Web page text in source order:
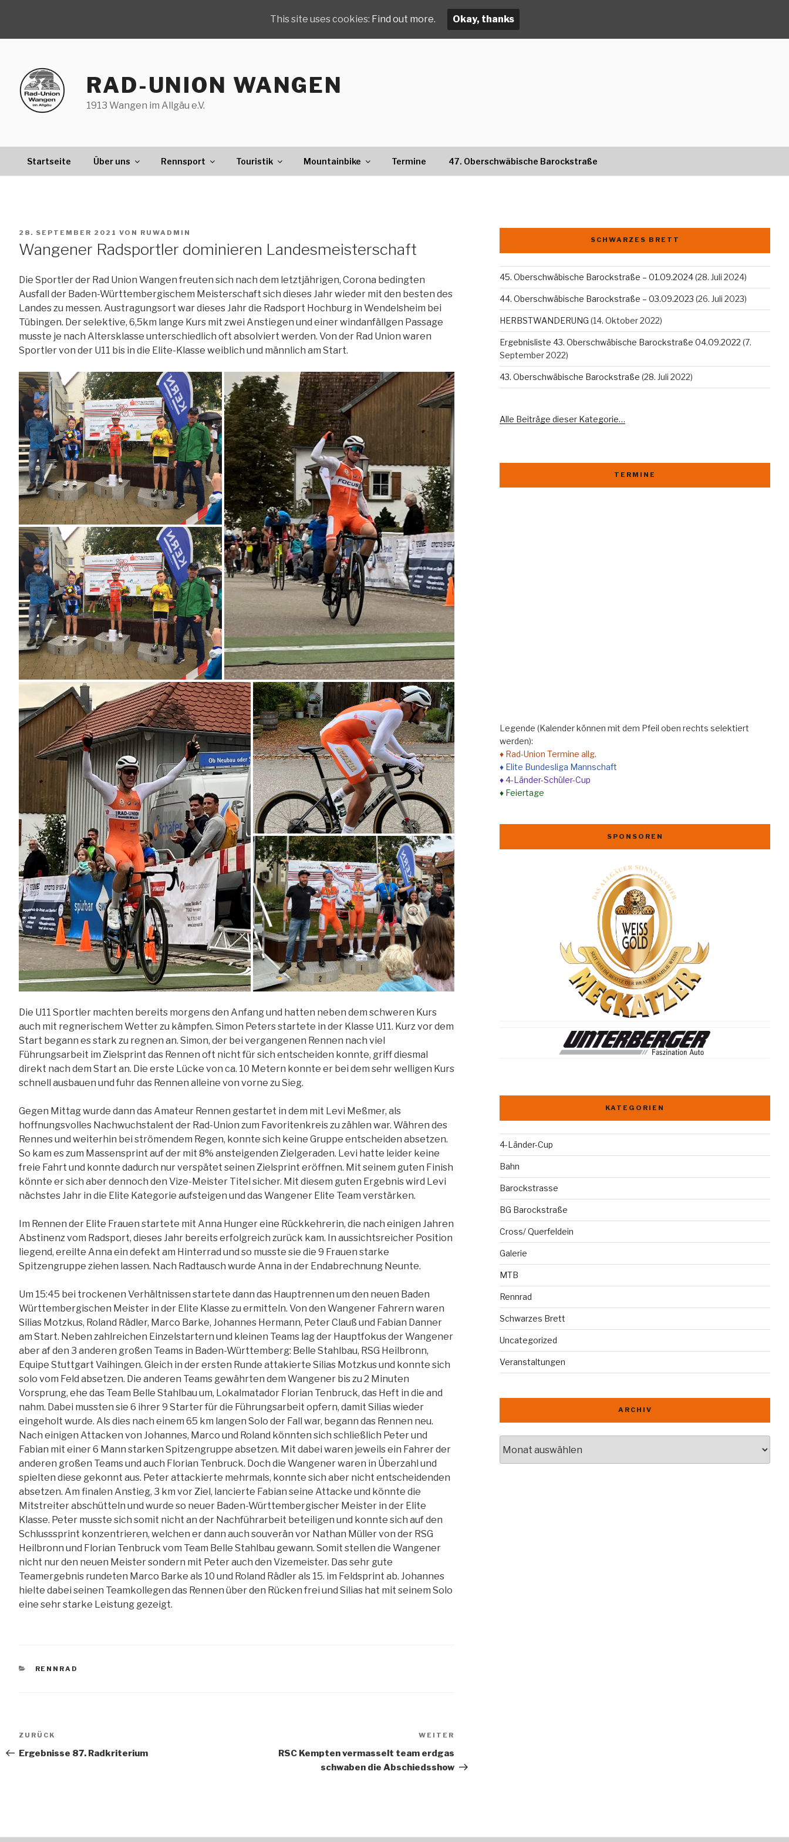
springen
RAD-UNION WANGEN
1913 Wangen im Allgäu e.V.
Startseite Über uns Rennsport Touristik Mountainbike Termine 47. Oberschwäbische Barockstraße
VERÖFFENTLICHT
28. SEPTEMBER 2021 VON RUWADMIN
Wangener Radsportler dominieren Landesmeisterschaft
Die Sportler der Rad Union Wangen freuten sich nach dem letztjährigen, Corona bedingten
Ausfall der Baden-Württembergischem Meisterschaft sich dieses Jahr wieder mit den besten des
Landes zu messen. Austragungsort war dieses Jahr die Radsport Hochburg in Wendelsheim bei
Tübingen. Der selektive, 6,5km lange Kurs mit zwei Anstiegen und einer windanfällgen Passage
musste je nach Altersklasse unterschiedlich oft absolviert werden. Von der Rad Union waren
Sportler von der U11 bis in die Elite-Klasse weiblich und männlich am Start.
Die U11 Sportler machten bereits morgens den Anfang und hatten neben dem schweren Kurs
auch mit regnerischem Wetter zu kämpfen. Simon Peters startete in der Klasse U11. Kurz vor dem
Start begann es stark zu regnen an. Simon, der bei vergangenen Rennen nach viel
Führungsarbeit im Zielsprint das Rennen oft nicht für sich entscheiden konnte, griff diesmal
direkt nach dem Start an. Die erste Lücke von ca. 10 Metern konnte er bei dem sehr welligen Kurs
schnell ausbauen und fuhr das Rennen alleine von vorne zu Sieg.
Gegen Mittag wurde dann das Amateur Rennen gestartet in dem mit Levi Meßmer, als
hoffnungsvolles Nachwuchstalent der Rad-Union zum Favoritenkreis zu zählen war. Währen des
Rennes und weiterhin bei strömendem Regen, konnte sich keine Gruppe entscheiden absetzen.
So kam es zum Massensprint auf der mit 8% ansteigenden Zielgeraden. Levi hatte leider keine
freie Fahrt und konnte dadurch nur verspätet seinen Zielsprint eröffnen. Mit seinem guten Finish
könnte er sich aber dennoch den Vize-Meister Titel sicher. Mit diesem guten Ergebnis wird Levi
nächstes Jahr in die Elite Kategorie aufsteigen und das Wangener Elite Team verstärken.
Im Rennen der Elite Frauen startete mit Anna Hunger eine Rückkehrerin, die nach einigen Jahren
Abstinenz vom Radsport, dieses Jahr bereits erfolgreich zurück kam. In aussichtsreicher Position
liegend, ereilte Anna ein defekt am Hinterrad und so musste sie die 9 Frauen starke
Spitzengruppe ziehen lassen. Nach Radtausch wurde Anna in der Endabrechnung Neunte.
Um 15:45 bei trockenen Verhältnissen startete dann das Hauptrennen um den neuen Baden
Württembergischen Meister in der Elite Klasse zu ermitteln. Von den Wangener Fahrern waren
Silias Motzkus, Roland Rädler, Marco Barke, Johannes Hermann, Peter Clauß und Fabian Danner
am Start. Neben zahlreichen Einzelstartern und kleinen Teams lag der Hauptfokus der Wangener
aber af den 3 anderen großen Teams in Baden-Württemberg: Belle Stahlbau, RSG Heilbronn,
Equipe Stuttgart Vaihingen. Gleich in der ersten Runde attakierte Silias Motzkus und konnte sich
solo vom Feld absetzen. Die anderen Teams gewährten dem Wangener bis zu 2 Minuten
Vorsprung, ehe das Team Belle Stahlbau um, Lokalmatador Florian Tenbruck, das Heft in die and
nahm. Dabei mussten sie 6 ihrer 9 Starter für die Führungsarbeit opfern, damit Silias wieder
eingeholt wurde. Als dies nach einem 65 km langen Solo der Fall war, begann das Rennen neu.
Nach einigen Attacken von Johannes, Marco und Roland könnten sich schließlich Peter und
Fabian mit einer 6 Mann starken Spitzengruppe absetzen. Mit dabei waren jeweils ein Fahrer der
anderen großen Teams und auch Florian Tenbruck. Doch die Wangener waren in Überzahl und
spielten diese gekonnt aus. Peter attackierte mehrmals, konnte sich aber nicht entscheidenden
absetzen. Am finalen Anstieg, 3 km vor Ziel, lancierte Fabian seine Attacke und könnte die
Mitstreiter abschütteln und wurde so neuer Baden-Württembergischer Meister in der Elite
Klasse. Peter musste sich somit nicht an der Nachführarbeit beteiligen und konnte sich auf den
Schlusssprint konzentrieren, welchen er dann auch souverän vor Nathan Müller von der RSG
Heilbronn und Florian Tenbruck vom Team Belle Stahlbau gewann. Somit stellen die Wangener
nicht nur den neuen Meister sondern mit Peter auch den Vizemeister. Das sehr gute
Teamergebnis rundeten Marco Barke als 10 und Roland Rädler als 15. im Feldsprint ab. Johannes
hielte dabei seinen Teamkollegen das Rennen über den Rücken frei und Silias hat mit seinem Solo
eine sehr starke Leistung gezeigt.
KATEGORIEN
RENNRAD
Beitragsnavigation
Vorheriger
Beitrag
ZURÜCK
Ergebnisse 87. Radkriterium
WEITER
RSC Kempten vermasselt team erdgas
schwaben die Abschiedsshow
SCHWARZES BRETT
45. Oberschwäbische Barockstraße – 01.09.2024(28. Juli 2024)
44. Oberschwäbische Barockstraße – 03.09.2023 (26. Juli 2023)
HERBSTWANDERUNG (14. Oktober 2022)
Ergebnisliste 43. Oberschwäbische Barockstraße 04.09.2022 (7.
September 2022)
43. Oberschwäbische Barockstraße (28. Juli 2022)
Alle Beiträge dieser Kategorie…
TERMINE
Legende (Kalender können mit dem Pfeil oben rechts selektiert
werden):
♦ Rad-Union Termine allg.
♦ Elite Bundesliga Mannschaft
♦ 4-Länder-Schüler-Cup
♦ Feiertage
SPONSOREN
KATEGORIEN
4-Länder-Cup
Bahn
Barockstrasse
BG Barockstraße
Cross/ Querfeldein
Galerie
MTB
Rennrad
Schwarzes Brett
Uncategorized
Veranstaltungen
ARCHIV
This site uses cookies: Find out more. Okay, thanks